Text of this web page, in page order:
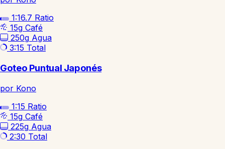
1:16.7 Ratio
15g Café
250g Agua
3:15 Total
Goteo Puntual Japonés
por Kono
1:15 Ratio
15g Café
225g Agua
2:30 Total